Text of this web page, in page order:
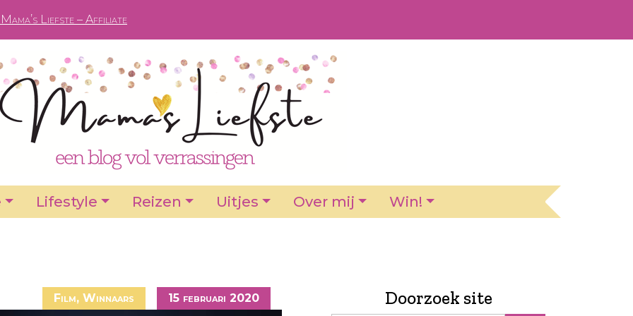
Liefste – Affiliate
Lifestyle Reizen Uitjes Over mij Win!
Film, Winnaars 15 februari 2020 Doorzoek site